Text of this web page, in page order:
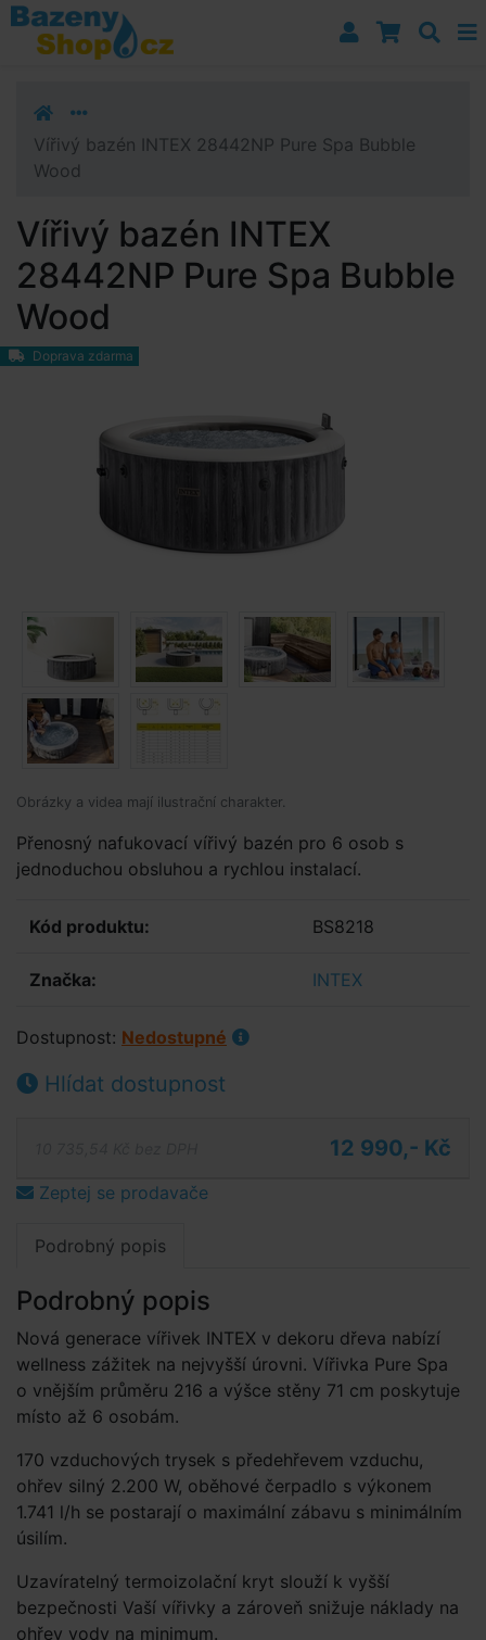
Přejít k navigaci
Přejít na obsah
Přejít k postrannímu sloupci
Vířivý bazén INTEX 28442NP Pure Spa Bubble
Wood
Vířivý bazén INTEX
28442NP Pure Spa Bubble
Wood
Doprava zdarma
Obrázky a videa mají ilustrační charakter.
Přenosný nafukovací vířivý bazén pro 6 osob s
jednoduchou obsluhou a rychlou instalací.
Kód produktu: BS8218
Značka: INTEX
Dostupnost: Nedostupné
Hlídat dostupnost
12 990,- Kč
Zeptej se prodavače
Podrobný popis
Podrobný popis
Nová generace vířivek INTEX v dekoru dřeva nabízí
wellness zážitek na nejvyšší úrovni. Vířivka Pure Spa
o vnějším průměru 216 a výšce stěny 71 cm poskytuje
místo až 6 osobám.
170 vzduchových trysek s předehřevem vzduchu,
ohřev silný 2.200 W, oběhové čerpadlo s výkonem
1.741 l/h se postarají o maximální zábavu s minimálním
úsilím.
Uzavíratelný termoizolační kryt slouží k vyšší
bezpečnosti Vaší vířivky a zároveň snižuje náklady na
ohřev vody na minimum.